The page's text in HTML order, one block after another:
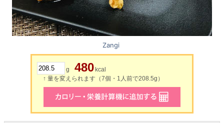
Zangi
g 480 kcal
↑ 量を変えられます（7個・1人前で208.5g）